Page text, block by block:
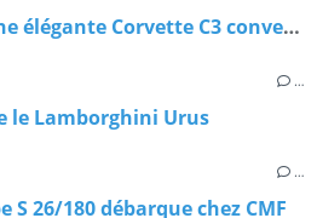
1/18 : Norev dévoile une élégante Corvette C3 convertible
…
le Lamborghini Urus
…
S 26/180 débarque chez CMF